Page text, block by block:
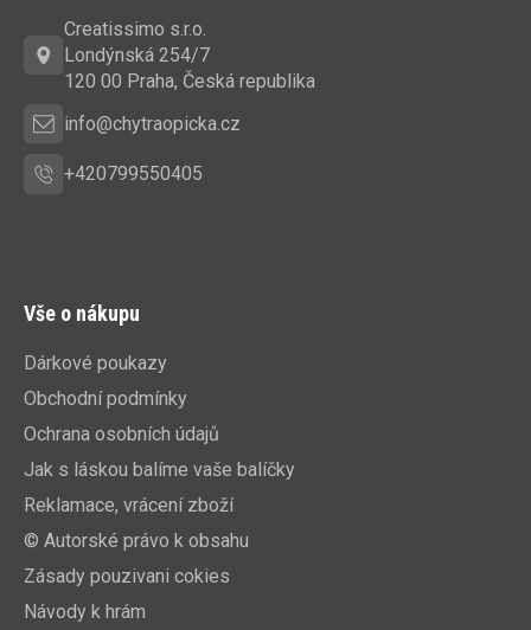
Creatissimo s.r.o.
Londýnská 254/7
120 00 Praha, Česká republika
info@chytraopicka.cz
+420799550405
Vše o nákupu
Dárkové poukazy
Obchodní podmínky
Ochrana osobních údajů
Jak s láskou balíme vaše balíčky
Reklamace, vrácení zboží
© Autorské právo k obsahu
Zásady pouzivani cokies
Návody k hrám